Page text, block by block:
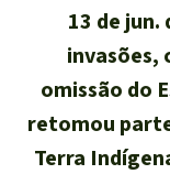
13 de jun.
invasões,
omissão do
retomou
Terra